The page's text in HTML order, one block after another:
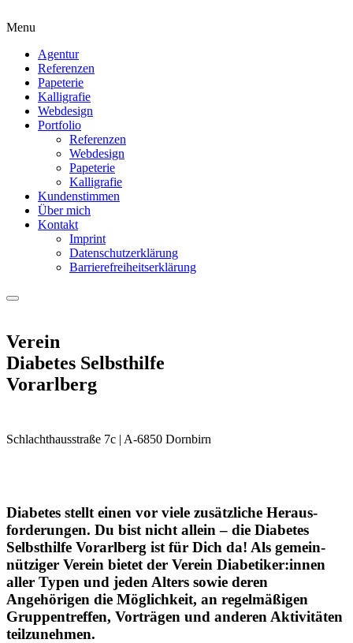
Menu
Agentur
Referenzen
Papeterie
Kalligrafie
Webdesign
Portfolio
Referenzen
Webdesign
Papeterie
Kalligrafie
Kundenstimmen
Über mich
Kontakt
Imprint
Datenschutzerklärung
Barrierefreiheitserklärung
Verein
Diabetes Selbsthilfe
Vorarlberg
Schlachthausstraße 7c | A-6850 Dornbirn
Diabetes stellt einen vor viele zusätzliche Heraus­
forde­rungen. Du bist nicht allein – die Diabetes
Selbsthilfe Vorarlberg ist für Dich da! Als gemein­
nütziger Verein bietet der Verein Diabeti­ker:innen
aller Typen und jeden Alters sowie deren
Angehörigen die Möglichkeit, an regel­mäßigen
Gruppen­treffen, Vorträgen und anderen Aktivitäten
teilzu­nehmen.